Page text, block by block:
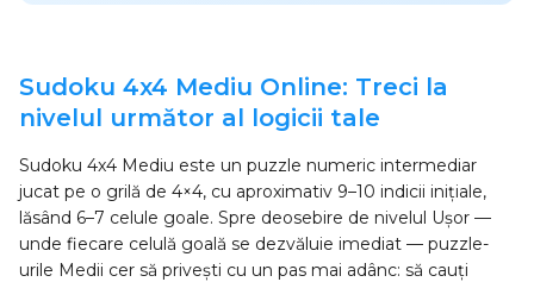
Sudoku 4x4 Mediu Online: Treci la
nivelul următor al logicii tale
Sudoku 4x4 Mediu este un puzzle numeric intermediar
jucat pe o grilă de 4×4, cu aproximativ 9–10 indicii inițiale,
lăsând 6–7 celule goale. Spre deosebire de nivelul Ușor —
unde fiecare celulă goală se dezvăluie imediat — puzzle-
urile Medii cer să privești cu un pas mai adânc: să cauți